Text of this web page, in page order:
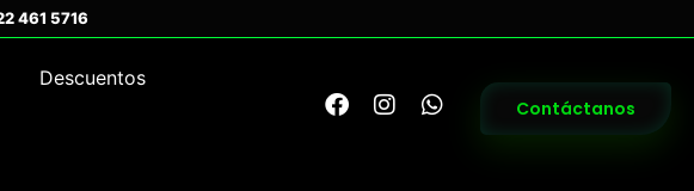
Descuentos
Contáctanos